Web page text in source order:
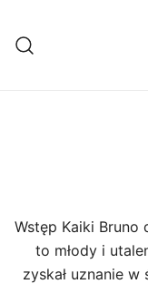
treści
Wstęp Kaiki Bruno
to młody i
zyskał uznanie